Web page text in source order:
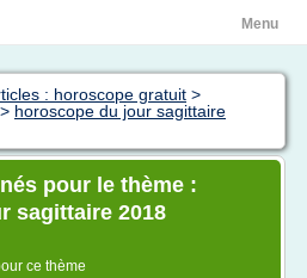
Menu
: horoscope gratuit >
> horoscope du jour sagittaire
pour le thème :
sagittaire 2018
ce thème